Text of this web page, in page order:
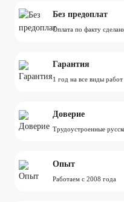
Без предоплат
Оплата по факту
Гарантия
1 год на все виды работ
Доверие
Трудоустроенные
Опыт
Работаем с 2008 года